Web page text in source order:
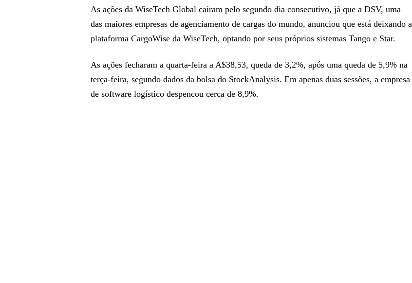
As ações da WiseTech Global caíram pelo segundo dia consecutivo, já que a DSV, uma
das maiores empresas de agenciamento de cargas do mundo, anunciou que está deixando a
plataforma CargoWise da WiseTech, optando por seus próprios sistemas Tango e Star.
As ações fecharam a quarta-feira a A$38,53, queda de 3,2%, após uma queda de 5,9% na
terça-feira, segundo dados da bolsa do StockAnalysis. Em apenas duas sessões, a empresa
de software logístico despencou cerca de 8,9%.